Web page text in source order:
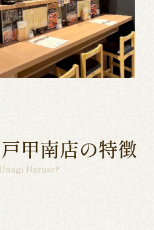
甲南店の特徴
Naruse?